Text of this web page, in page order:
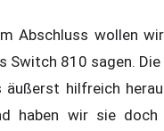
Abschluss wollen
Switch 810 sagen.
äußerst hilfreich
haben wir sie